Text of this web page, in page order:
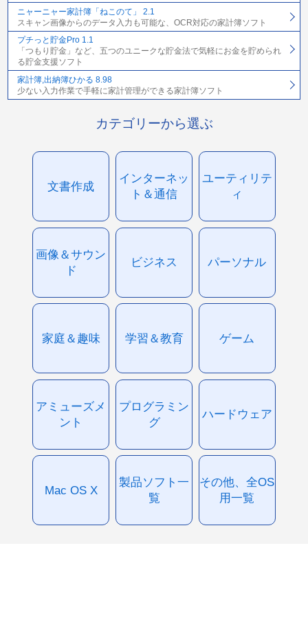
ニャーニャー家計簿「ねこのて」 2.1
スキャン画像からのデータ入力も可能な、OCR対応の家計簿ソフト
プチっと貯金Pro 1.1
「つもり貯金」など、五つのユニークな貯金法で気軽にお金を貯められ
る貯金支援ソフト
家計簿,出納簿ひかる 8.98
少ない入力作業で手軽に家計管理ができる家計簿ソフト
カテゴリーから選ぶ
文書作成
インターネッ
ト＆通信
ユーティリテ
ィ
画像＆サウン
ド
ビジネス パーソナル
家庭＆趣味 学習＆教育 ゲーム
アミューズメ
ント
プログラミン
グ
ハードウェア
Mac OS X
製品ソフト一
覧
その他、全OS
用一覧